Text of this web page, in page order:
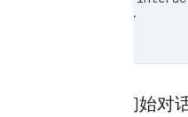
}}
打开初始对